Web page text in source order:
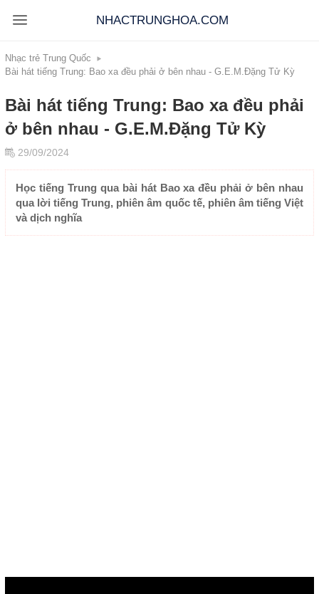
NHACTRUNGHOA.COM
Nhạc trẻ Trung Quốc
Bài hát tiếng Trung: Bao xa đều phải ở bên nhau - G.E.M.Đặng Tử Kỳ
Bài hát tiếng Trung: Bao xa đều phải
ở bên nhau - G.E.M.Đặng Tử Kỳ
29/09/2024
Học tiếng Trung qua bài hát Bao xa đều phải ở bên nhau
qua lời tiếng Trung, phiên âm quốc tế, phiên âm tiếng Việt
và dịch nghĩa